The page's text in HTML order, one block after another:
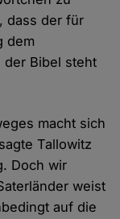
dass der für
dem
der Bibel steht
macht sich
Tallowitz
Doch wir
weist
auf die